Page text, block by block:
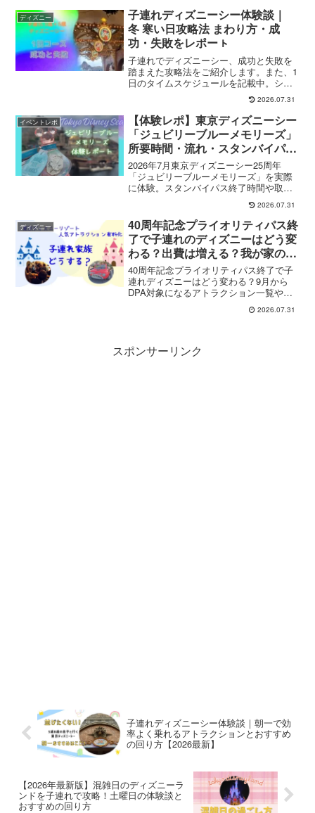
ディズニー
子連れディズニーシー体験談｜
冬 寒い日攻略法 まわり方・成
功・失敗をレポーㇳ
子連れでディズニーシー、成功と失敗を
踏まえた攻略法をご紹介します。また、1
日のタイムスケジュールを記載中。ショ
ー当選は「クリスマスタイムウィズユ
ー」と「ビリーヴ」、プレミアアクセス
利用は「トイストーリーマニア」です。
パーク内のまわり方の参考にしていただ
ければ幸いです。
2026.07.31
イベントレポ
【体験レポ】東京ディズニーシー
「ジュビリーブルーメモリーズ」
所要時間・流れ・スタンバイパス
は必要？体験した感想【2026】
2026年7月東京ディズニーシー25周年
「ジュビリーブルーメモリーズ」を実際
に体験。スタンバイパス終了時間や取得
方法、料金、所要時間、ストーンの種
類、体験の流れを写真付きで紹介しま
す。
2026.07.31
ディズニー
40周年記念プライオリティパス終
了で子連れのディズニーはどう変
わる？出費は増える？我が家の考
え方
40周年記念プライオリティパス終了で子
連れディズニーはどう変わる？9月から
DPA対象になるアトラクション一覧や出
費への影響、4人家族の我が家が考える楽
しみ方・節約方法を紹介します。2026.07.31
スポンサーリンク
子連れディズニーシー体験談｜朝一で効
率よく乗れるアトラクションとおすすめ
の回り方【2026最新】
【2026年最新版】混雑日のディズニーラ
ンドを子連れで攻略！土曜日の体験談と
おすすめの回り方